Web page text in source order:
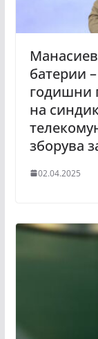
батерии
годишни
на
зборува
02.04.2025